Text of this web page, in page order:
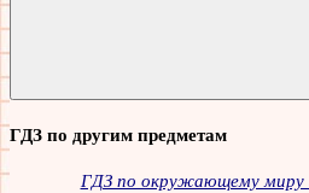
Поиск
ГДЗ по другим предметам
ГДЗ по окружающему миру